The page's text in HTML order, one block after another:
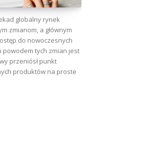
globalny rynek
zmianom, a głównym
do nowoczesnych
powodem tych zmian jest
przeniósł punkt
produktów na proste